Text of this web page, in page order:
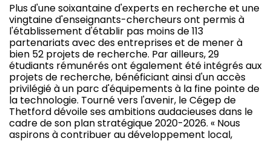
Plus d'une soixantaine d'experts en recherche et une
vingtaine d'enseignants-chercheurs ont permis à
l'établissement d'établir pas moins de 113
partenariats avec des entreprises et de mener à
bien 52 projets de recherche. Par ailleurs, 29
étudiants rémunérés ont également été intégrés aux
projets de recherche, bénéficiant ainsi d'un accès
privilégié à un parc d'équipements à la fine pointe de
la technologie. Tourné vers l'avenir, le Cégep de
Thetford dévoile ses ambitions audacieuses dans le
cadre de son plan stratégique 2020-2026. « Nous
aspirons à contribuer au développement local,